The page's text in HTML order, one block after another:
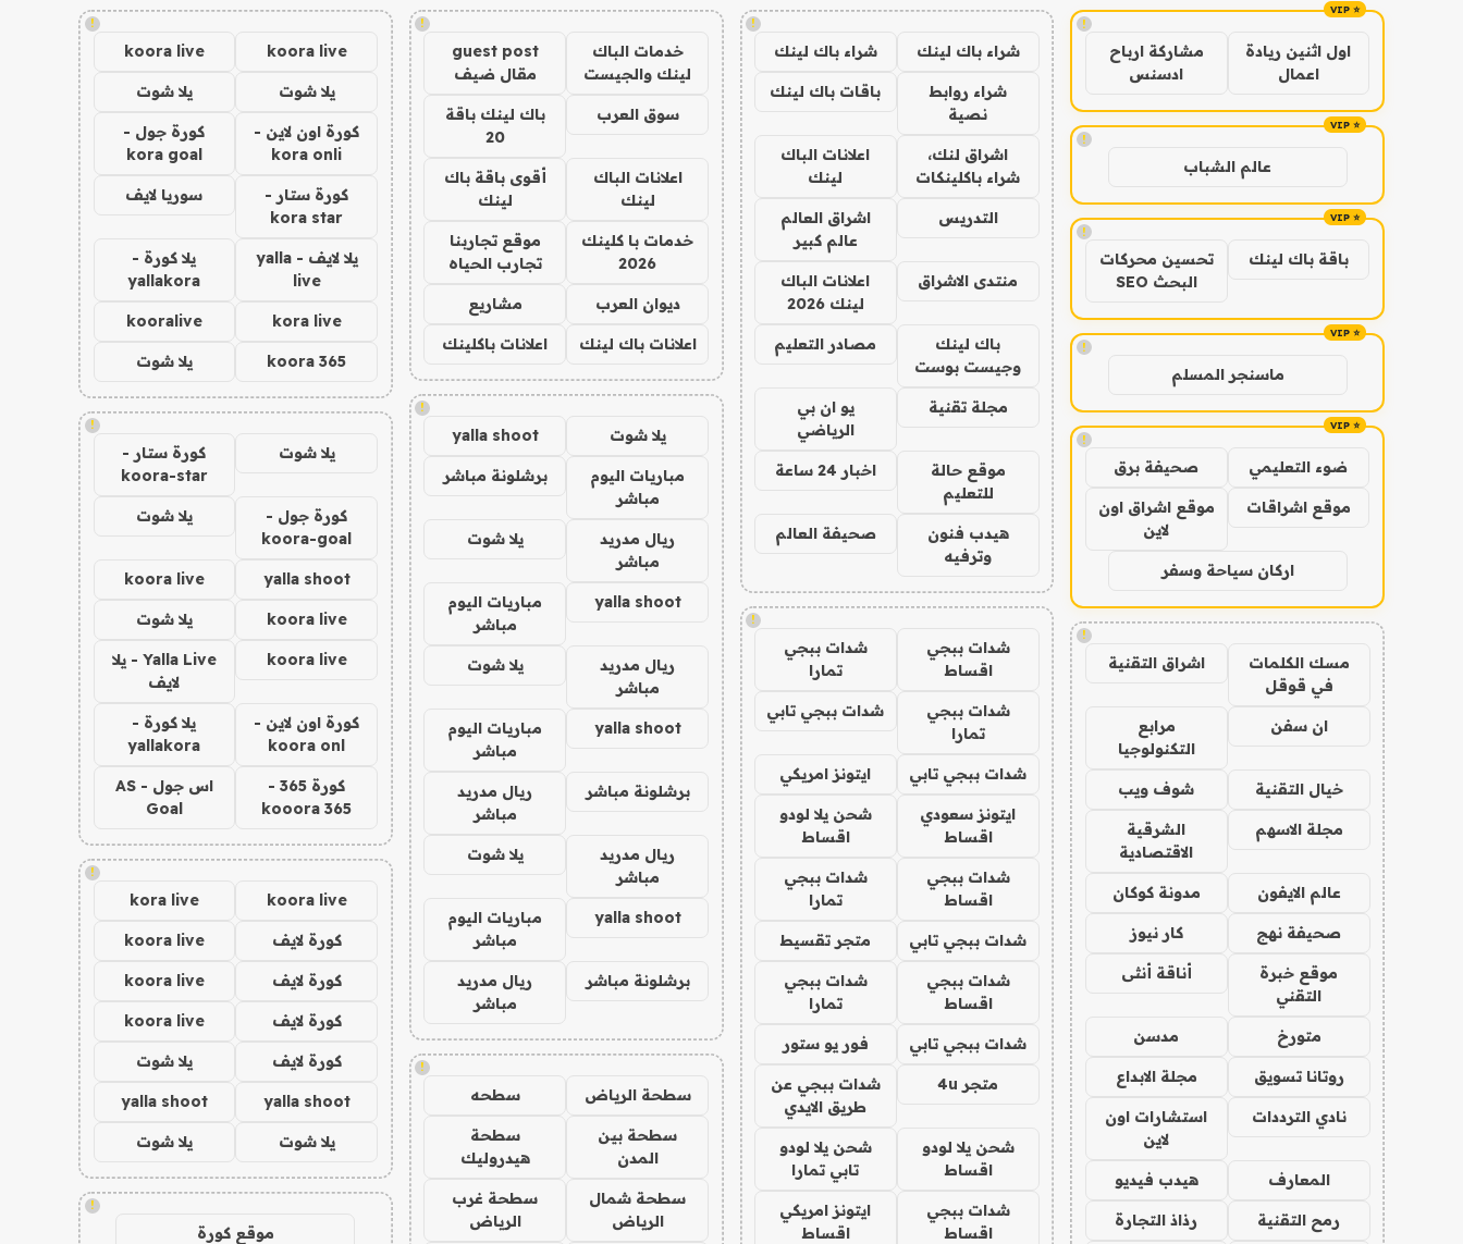
!
اول اثنين ريادة
اعمال
مشاركة ارباح
ادسنس
!
عالم الشباب
!
باقة باك لينك
تحسين محركات
البحث SEO
!
ماسنجر المسلم
!
ضوء التعليمي صحيفة برق
موقع اشراقات
موقع اشراق اون
لاين
اركان سياحة وسفر
!
مسك الكلمات
في قوقل
اشراق التقنية
ان سفن
مرابع
التكنولوجيا
خيال التقنية شوف ويب
مجلة الاسهم
الشرقية
الاقتصادية
عالم الايفون مدونة كوكان
صحيفة نهج كار نيوز
موقع خبرة
التقني
أناقة أنثى
متورخ مدسن
روتانا تسويق مجلة الابداع
نادي الترددات
استشارات اون
لاين
المعارف هيدب فيديو
رمح التقنية رذاذ التجارة
!
شراء باك لينك شراء باك لينك
شراء روابط
نصية
باقات باك لينك
اشراق لنك،
شراء باكلينكات
اعلانات الباك
لينك
التدريس
اشراق العالم
عالم كبير
منتدى الاشراق
اعلانات الباك
لينك 2026
باك لينك
وجيست بوست
مصادر التعليم
مجلة تقنية
يو ان بي
الرياضي
موقع حالة
للتعليم
اخبار 24 ساعة
هيدب فنون
وترفيه
صحيفة العالم
!
شدات ببجي
اقساط
شدات ببجي
تمارا
شدات ببجي
تمارا
شدات ببجي تابي
شدات ببجي تابي ايتونز امريكي
ايتونز سعودي
اقساط
شحن يلا لودو
اقساط
شدات ببجي
اقساط
شدات ببجي
تمارا
شدات ببجي تابي متجر تقسيط
شدات ببجي
اقساط
شدات ببجي
تمارا
شدات ببجي تابي فور يو ستور
متجر 4u
شدات ببجي عن
طريق الايدي
شحن يلا لودو
اقساط
شحن يلا لودو
تابي تمارا
شدات ببجي
اقساط
ايتونز امريكي
اقساط
!
خدمات الباك
لينك والجيست
guest post
مقال ضيف
سوق العرب
باك لينك باقة
20
اعلانات الباك
لينك
أقوى باقة باك
لينك
خدمات با كلينك
2026
موقع تجاربنا
تجارب الحياه
ديوان العرب مشاريع
اعلانات باك لينك اعلانات باكلينك
!
يلا شوت yalla shoot
مباريات اليوم
مباشر
برشلونة مباشر
ريال مدريد
مباشر
يلا شوت
yalla shoot
مباريات اليوم
مباشر
ريال مدريد
مباشر
يلا شوت
yalla shoot
مباريات اليوم
مباشر
برشلونة مباشر
ريال مدريد
مباشر
ريال مدريد
مباشر
يلا شوت
yalla shoot
مباريات اليوم
مباشر
برشلونة مباشر
ريال مدريد
مباشر
!
سطحة الرياض سطحه
سطحة بين
المدن
سطحة
هيدروليك
سطحة شمال
الرياض
سطحة غرب
الرياض
!
koora live
koora live
يلا شوت يلا شوت
كورة اون لاين -
kora onli
كورة جول -
kora goal
كورة ستار -
kora star
سوريا لايف
يلا لايف - yalla
live
يلا كورة -
yallakora
kora live
kooralive
koora 365 يلا شوت
!
يلا شوت
كورة ستار -
koora-star
كورة جول -
koora-goal
يلا شوت
yalla shoot
koora live
koora live يلا شوت
koora live
Yalla Live - يلا
لايف
كورة اون لاين -
koora onl
يلا كورة -
yallakora
كورة 365 -
kooora 365
اس جول - AS
Goal
!
koora live
kora live
كورة لايف koora live
كورة لايف koora live
كورة لايف koora live
كورة لايف يلا شوت
yalla shoot
yalla shoot
يلا شوت يلا شوت
!
موقع كورة